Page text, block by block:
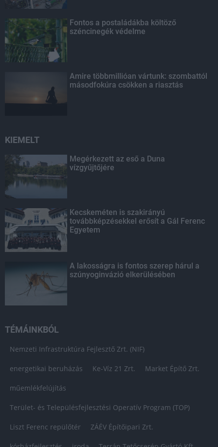
Fontos a postaládákba költöző
széncinegék védelme
Amire többmillióan vártunk: szombattól
másodfokúra csökken a riasztás
KIEMELT
Megérkezett az eső a Duna
vízgyűjtőjére
Kecskeméten is szakirányú
továbbképzésekkel erősít a Gál Ferenc
Egyetem
A lakosságra is fontos szerep hárul a
szúnyoginvázió elkerülésében
TÉMÁINKBÓL
Nemzeti Infrastruktúra Fejlesztő Zrt. (NIF)
energetikai beruházás Ke-Víz 21 Zrt. Market Építő Zrt.
műemlékfelújítás
Terület- és Településfejlesztési Operatív Program (TOP)
Liszt Ferenc repülőtér ZÁÉV Építőipari Zrt.